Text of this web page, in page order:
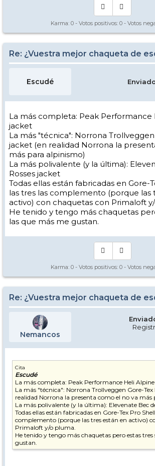
Karma: 0 - Votos positivos: 0 - Votos
Re: ¿Vuestra mejor chaqueta de
Escudé
La más completa: Peak Performance
jacket
La más "técnica": Norrona
jacket (en realidad Norrona la
más para alpinismo)
La más polivalente (y la última):
Rosses jacket
Todas ellas están fabricadas en Gore-
las tres las complemento (porque las
activo) con chaquetas con Primaloft
He tenido y tengo más chaquetas
las que más me gustan.
Karma: 0 - Votos positivos: 0 - Votos
Re: ¿Vuestra mejor chaqueta de
Nemancos
Cita
Escudé
La más completa: Peak Performance Heli
La más "técnica": Norrona Trollveggen Gore-Tex
realidad Norrona la presenta como el no va
La más polivalente (y la última): Elevenate Bec
Todas ellas están fabricadas en Gore-Tex Pro
complemento (porque las tres están en activo)
Primaloft y/o pluma.
He tenido y tengo más chaquetas pero estas
gustan.